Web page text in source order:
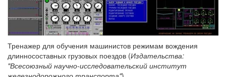
Тренажер для обучения машинистов режимам вождения
длинносоставных грузовых поездов (Издательства:
"Всесоюзный научно-исследовательский институт